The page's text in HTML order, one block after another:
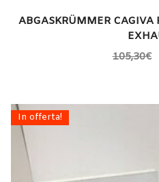
ABGASKRÜMMER
105,30€
In offerta!